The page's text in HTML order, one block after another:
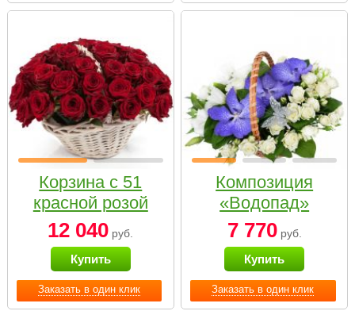
Заказать в один клик
Корзина с 51
красной розой
12 040 руб.
Купить
Заказать в один клик
Композиция
«Водопад»
7 770руб.
Купить